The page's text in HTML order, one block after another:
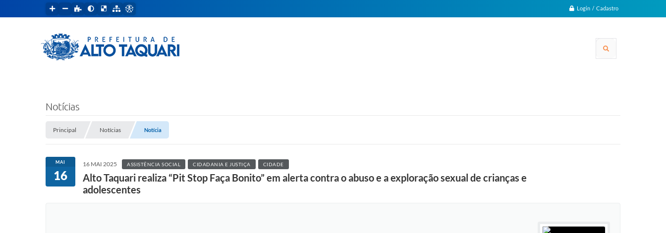
Login / Cadastro
Notícias
Principal Notícias Notícia
MAI
16
16 MAI 2025 ASSISTÊNCIA SOCIAL CIDADANIA E JUSTIÇA CIDADE
Alto Taquari realiza “Pit Stop Faça Bonito” em alerta contra o abuso e a exploração sexual de crianças e
adolescentes